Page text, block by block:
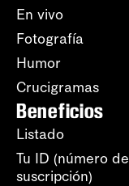
En vivo
Fotografía
Humor
Crucigramas
Beneficios
Listado
Tu ID (número de
suscripción)